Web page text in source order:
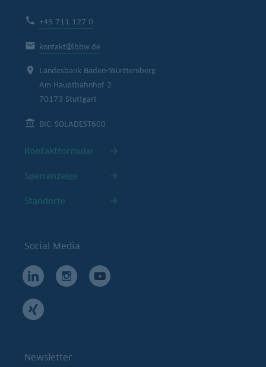
+49 711 127 0
kontakt@lbbw.de
Landesbank Baden-Württemberg
Am Hauptbahnhof 2
70173 Stuttgart
BIC: SOLADEST600
Kontaktformular
Sperranzeige
Standorte
Social Media
Newsletter